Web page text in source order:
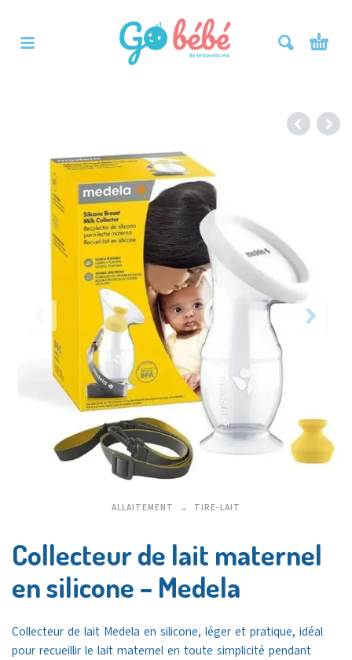
ALLAITEMENT TIRE-LAIT
Collecteur de lait maternel
en silicone – Medela
Collecteur de lait Medela en silicone, léger et pratique, idéal
pour recueillir le lait maternel en toute simplicité pendant